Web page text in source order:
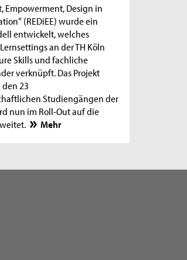
Empowerment, Design in
(REDiEE) wurde ein
entwickelt, welches
an der TH Köln
Skills und fachliche
verknüpft. Das Projekt
23
Studiengängen der
nun im Roll-Out auf die
Mehr